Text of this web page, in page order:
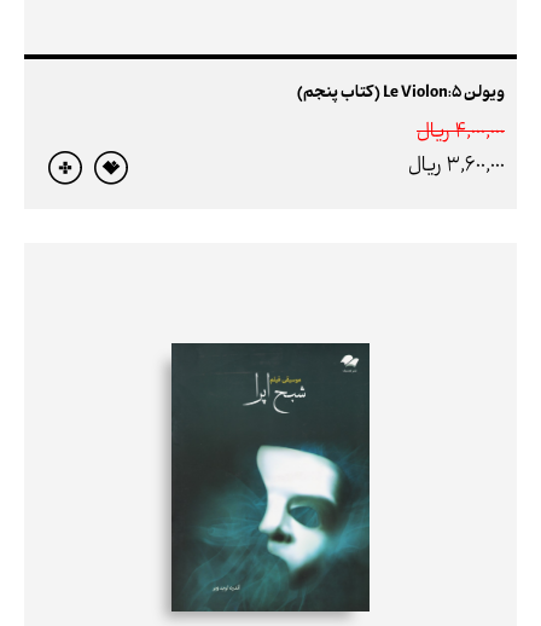
ویولن 5:Le Violon (کتاب پنجم)
4,000,000 ريال
3,600,000 ريال